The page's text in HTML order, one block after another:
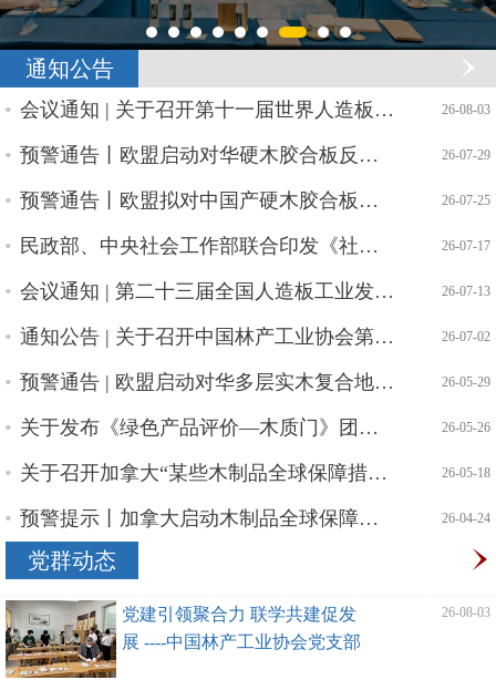
通知公告
会议通知 | 关于召开第十一届世界人造板大会的通知 （第一轮） | 26-08-03
预警通告丨欧盟启动对华硬木胶合板反规避调查 | 26-07-29
预警通告丨欧盟拟对中国产硬木胶合板实施反规避调查 | 26-07-25
民政部、中央社会工作部联合印发《社会组织评比表彰活动管理办法》 | 26-07-17
会议通知 | 第二十三届全国人造板工业发展研讨会邀请函 | 26-07-13
通知公告 | 关于召开中国林产工业协会第六届四次理事会的通知 | 26-07-02
预警通告 | 欧盟启动对华多层实木复合地板反吸收调查 | 26-05-29
关于发布《绿色产品评价—木质门》团体标准废止的公告 | 26-05-26
关于召开加拿大“某些木制品全球保障措施调查”应对协调会的通知 | 26-05-18
预警提示丨加拿大启动木制品全球保障措施调查，涉及橱柜、地板、家具 | 26-04-24
党群动态
党建引领聚合力 联学共建促发
展 ----中国林产工业协会党支部
| 26-08-03